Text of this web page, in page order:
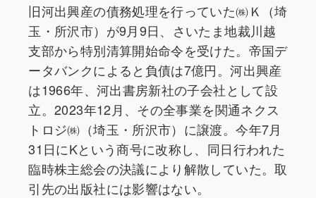
旧河出興産の債務処理を行っていた㈱Ｋ（埼
玉・所沢市）が9月9日、さいたま地裁川越
支部から特別清算開始命令を受けた。帝国デ
ータバンクによると負債は7億円。河出興産
は1966年、河出書房新社の子会社として設
立。2023年12月、その全事業を関通ネクス
トロジ㈱（埼玉・所沢市）に譲渡。今年7月
31日にKという商号に改称し、同日行われた
臨時株主総会の決議により解散していた。取
引先の出版社には影響はない。